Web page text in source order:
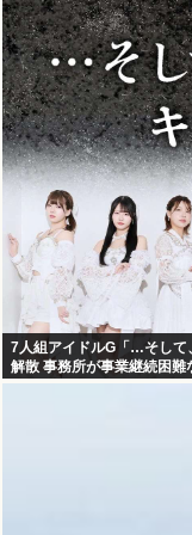
7人組アイドルG「…そして
解散 事務所が事業継続困難